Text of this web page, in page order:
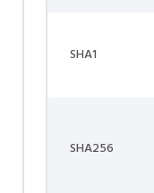
SHA1
SHA256